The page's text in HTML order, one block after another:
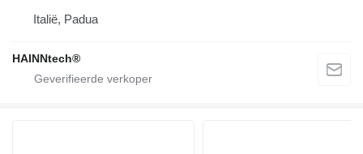
Italië, Padua
HAINNtech®